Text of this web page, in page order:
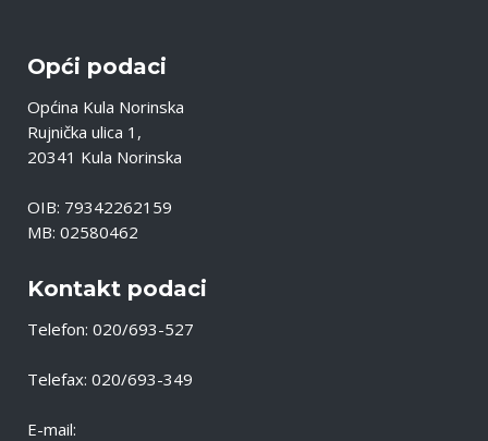
Opći podaci
Općina Kula Norinska
Rujnička ulica 1,
20341 Kula Norinska
OIB: 79342262159
MB: 02580462
Kontakt podaci
Telefon: 020/693-527
Telefax: 020/693-349
E-mail: